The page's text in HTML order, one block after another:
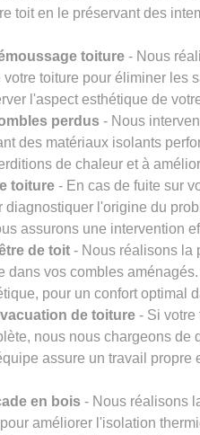
toit en le préservant des
toiture - Nous
toiture pour éliminer les
l'aspect esthétique de
perdus - Nous
des matériaux isolants
de chaleur et à
toiture - En cas de fuite sur
diagnostiquer l'origine du
assurons une intervention
de toit - Nous réalisons la
dans vos combles
pour un confort optimal
de toiture - Si votre
nous nous chargeons de
assure un travail propre
en bois - Nous réalisons
améliorer l'isolation